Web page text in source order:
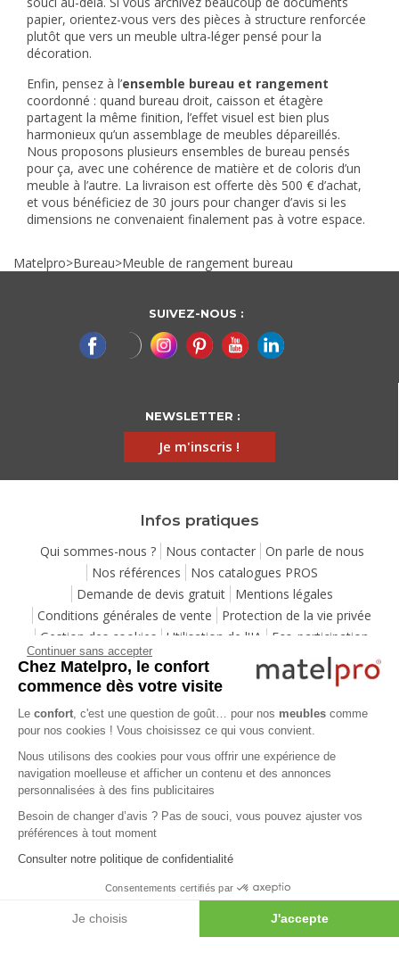
papier, orientez-vous vers des pièces à structure renforcée
plutôt que vers un meuble ultra-léger pensé pour la
décoration.
Enfin, pensez à l’ensemble bureau et rangement
coordonné : quand bureau droit, caisson et étagère
partagent la même finition, l’effet visuel est bien plus
harmonieux qu’un assemblage de meubles dépareillés.
Nous proposons plusieurs ensembles de bureau pensés
pour ça, avec une cohérence de matière et de coloris d’un
meuble à l’autre. La livraison est offerte dès 500 € d’achat,
et vous bénéficiez de 30 jours pour changer d’avis si les
dimensions ne convenaient finalement pas à votre espace.
Matelpro>Bureau>Meuble de rangement bureau
SUIVEZ-NOUS :
NEWSLETTER :
Je m'inscris !
Infos pratiques
Qui sommes-nous ? Nous contacter
On parle de nous
Nos références
Nos catalogues PROS
Demande de devis gratuit
Mentions légales
Conditions générales de vente
Protection de la vie privée
Gestion des cookies
Utilisation de l'IA
Eco-participation
Programme de fidélité
Pack Sérénité
Cartes cadeaux
Codes promos
Location de mobilier professionnel
Aide
Foire Aux Questions Méthodes de livraison
Moyens de paiements
Payer en plusieurs fois
Vos avantages
Guides d'achat
Lexique
- Moyenne4.6/5- Basée sur796
Copyright 2007-2026 - Tous droits réservés
Continuer sans accepter
Chez Matelpro, le confort
commence dès votre visite
Le confort, c'est une question de goût… pour nos meubles comme
pour nos cookies ! Vous choisissez ce qui vous convient.
Nous utilisons des cookies pour vous offrir une expérience de
navigation moelleuse et afficher un contenu et des annonces
personnalisées à des fins publicitaires
Besoin de changer d’avis ? Pas de souci, vous pouvez ajuster vos
préférences à tout moment
Consulter notre politique de confidentialité
Consentements certifiés par
Je choisis J'accepte